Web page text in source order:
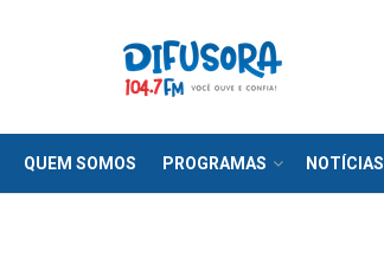
QUEM SOMOS PROGRAMAS NOTÍCIAS